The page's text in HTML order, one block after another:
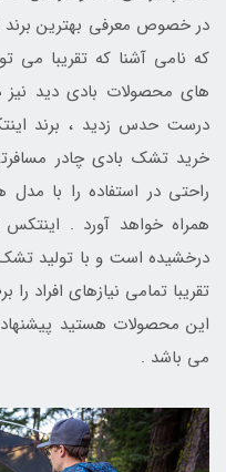
در خصوص معرفی بهترین برند
که نامی آشنا که تقریبا می
های محصولات بادی دید
درست حدس زدید ، برند
خرید تشک بادی چادر
راحتی در استفاده را با مدل
همراه خواهد آورد .
درخشیده است و با تولید
تقریبا تمامی نیازهای افراد
این محصولات هستید
می باشد .